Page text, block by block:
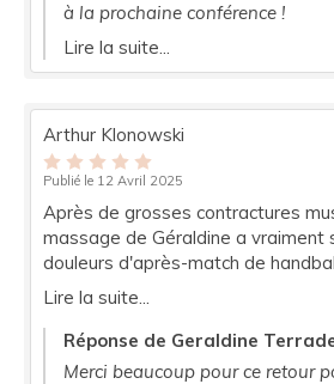
à la prochaine conférence !
Lire la suite...
Arthur Klonowski
Publié le 12 Avril 2025
Après de grosses contractures
massage de Géraldine a vraiment
douleurs d'après-match de
Lire la suite...
Réponse de Geraldine
Merci beaucoup pour ce retour